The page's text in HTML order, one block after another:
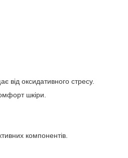
від оксидативного стресу.
шкіри.
компонентів.